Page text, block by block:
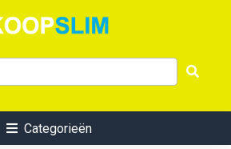
Categorieën